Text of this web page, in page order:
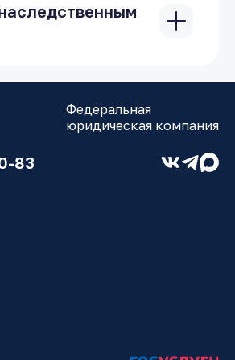
сложностями: отсутствие
пропуск сроков
наследство, отказ
Профессиональный
решить все эти
сроков вступления
наследства.
срок оформления в
наследодателя? Как
Федеральная
юридическая компания
83